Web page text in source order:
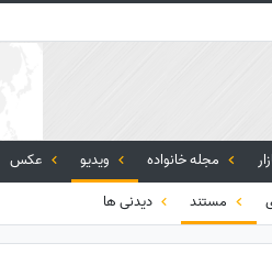
مجله خانواده ویدیو عکس
مستند دیدنی ها